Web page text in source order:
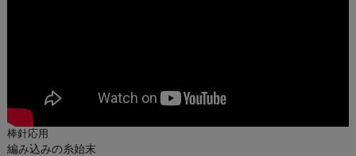
棒針応用
編み込みの糸始末